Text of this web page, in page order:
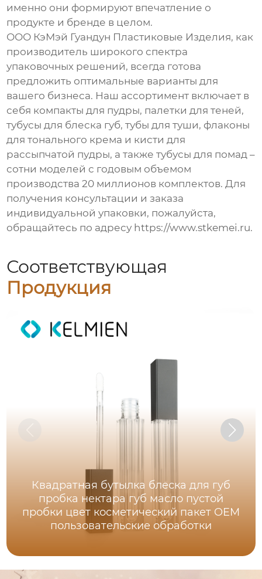
именно они формируют впечатление о
продукте и бренде в целом.
ООО КэМэй Гуандун Пластиковые Изделия, как
производитель широкого спектра
упаковочных решений, всегда готова
предложить оптимальные варианты для
вашего бизнеса. Наш ассортимент включает в
себя компакты для пудры, палетки для теней,
тубусы для блеска губ, тубы для туши, флаконы
для тонального крема и кисти для
рассыпчатой пудры, а также тубусы для помад –
сотни моделей с годовым объемом
производства 20 миллионов комплектов. Для
получения консультации и заказа
индивидуальной упаковки, пожалуйста,
обращайтесь по адресу https://www.stkemei.ru.
Соответствующая
Продукция
Квадратная бутылка блеска для губ
пробка нектара губ масло пустой
пробки цвет косметический пакет OEM
пользовательские обработки